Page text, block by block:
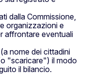
dalla Commissione,
organizzazioni e
affrontare eventuali
nome dei cittadini
"scaricare") il modo
il bilancio.